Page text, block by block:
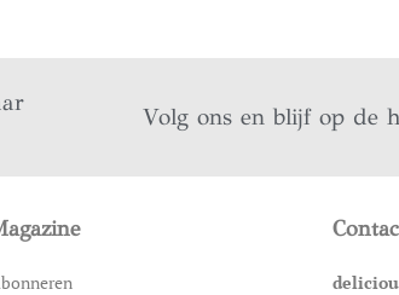
Volg ons en blijf op de